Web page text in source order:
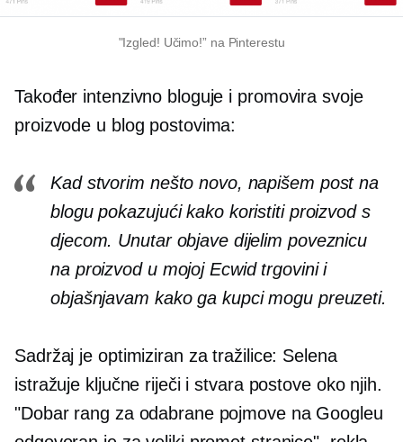
"Izgled! Učimo!” na Pinterestu
Također intenzivno bloguje i promovira svoje
proizvode u blog postovima:
Kad stvorim nešto novo, napišem post na
blogu pokazujući kako koristiti proizvod s
djecom. Unutar objave dijelim poveznicu
na proizvod u mojoj Ecwid trgovini i
objašnjavam kako ga kupci mogu preuzeti.
Sadržaj je optimiziran za tražilice: Selena
istražuje ključne riječi i stvara postove oko njih.
"Dobar rang za odabrane pojmove na Googleu